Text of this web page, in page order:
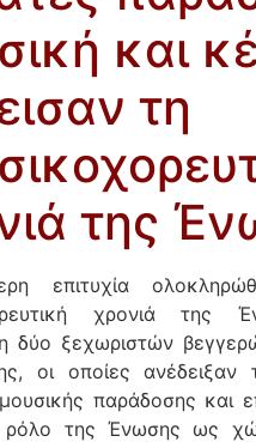
και
τη
της
επιτυχία
χρονιά
δύο ξεχωριστών
οι οποίες
παράδοσης και
ρόλο της Ένωσης ως